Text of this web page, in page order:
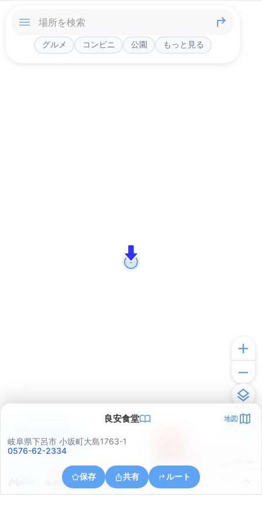
グルメ コンビニ 公園 もっと見る
良安食堂 地図
岐阜県下呂市 小坂町大島1763-1
0576-62-2334
保存 共有 ルート
岐阜県下呂市小坂町無数原
アプリで見る